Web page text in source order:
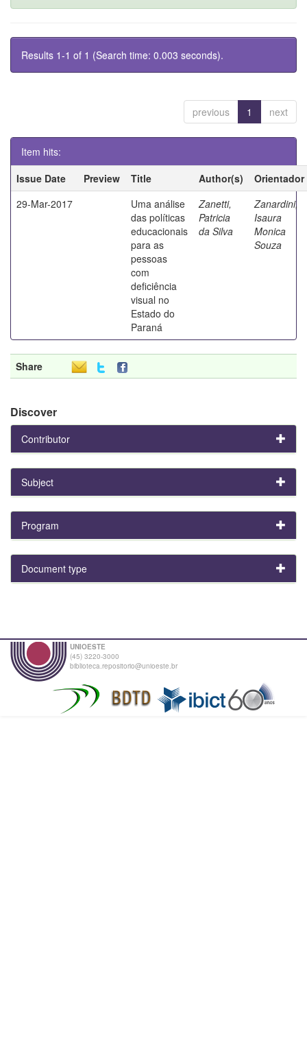
Results 1-1 of 1 (Search time: 0.003 seconds).
previous 1 next
Item hits:
Issue Date
Preview Title Author(s)
Orientador
29-Mar-2017
Uma análise
das políticas
educacionais
para as
pessoas
com
deficiência
visual no
Estado do
Paraná
Zanetti,
Patricia
da Silva
Zanardini,
Isaura
Monica
Souza
Share
Discover
Contributor
Subject
Program
Document type
UNIOESTE
(45) 3220-3000
biblioteca.repositorio@unioeste.br